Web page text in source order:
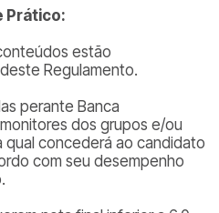
Prático:
estão
Regulamento.
perante Banca
dos grupos e/ou
qual concederá ao candidato
com seu desempenho